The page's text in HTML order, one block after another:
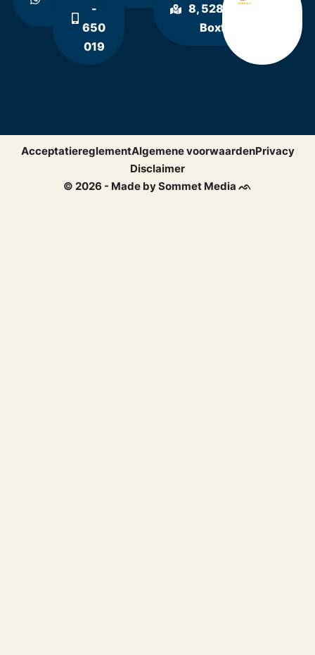
ons
-
650
019
8, 5281 RE
Boxtel
© 2026 - Made by Sommet Media ᨒ
AcceptatiereglementAlgemene voorwaardenPrivacy
Disclaimer